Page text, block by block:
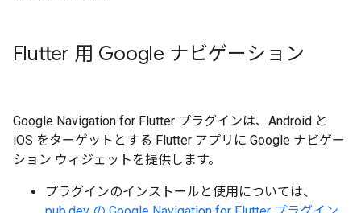
Flutter 用 Google ナビゲーション
Google Navigation for Flutter プラグインは、Android と
iOS をターゲットとする Flutter アプリに Google ナビゲー
ション ウィジェットを提供します。
プラグインのインストールと使用については、